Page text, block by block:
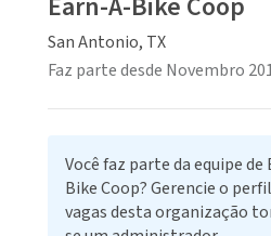
San Antonio, TX
Faz parte desde Novembro
Você faz parte da equipe de
Bike Coop? Gerencie o
vagas desta organização